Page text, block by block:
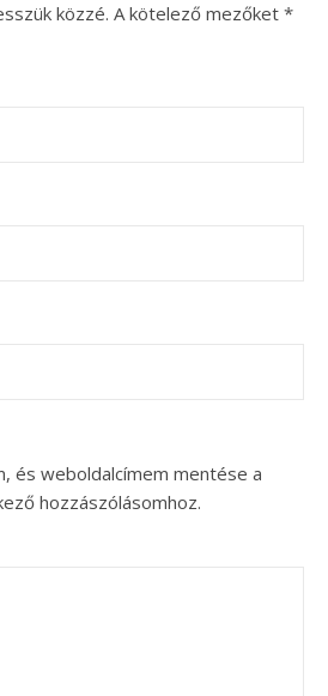
közzé. A kötelező mezőket *
és weboldalcímem mentése a
hozzászólásomhoz.